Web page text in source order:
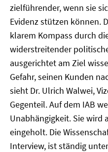
zielführender, wenn sie
Evidenz stützen können.
klarem Kompass durch
widerstreitender
ausgerichtet am Ziel
Gefahr, seinen Kunden
sieht Dr. Ulrich Walwei,
Gegenteil. Auf dem IAB
Unabhängigkeit. Sie wird
eingeholt. Die
Interview, ist ständig